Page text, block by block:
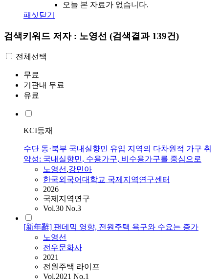
오늘 본 자료가 없습니다.
패싯닫기
검색키워드 저자 : 노영선 (검색결과 139건)
전체선택
무료
기관내 무료
유료
KCI등재
수단 동·북부 국내실향민 유입 지역의 다차원적 가구 취
약성: 국내실향민, 수용가구, 비수용가구를 중심으로
노영선,강민아
한국외국어대학교 국제지역연구센터
2026
국제지역연구
Vol.30 No.3
[新年辭] 팬데믹 영향, 전원주택 욕구와 수요는 증가
노영선
전우문화사
2021
전원주택 라이프
Vol.2021 No.1